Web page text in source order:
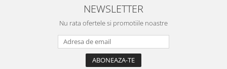
NEWSLETTER
Nu rata ofertele si promotiile noastre